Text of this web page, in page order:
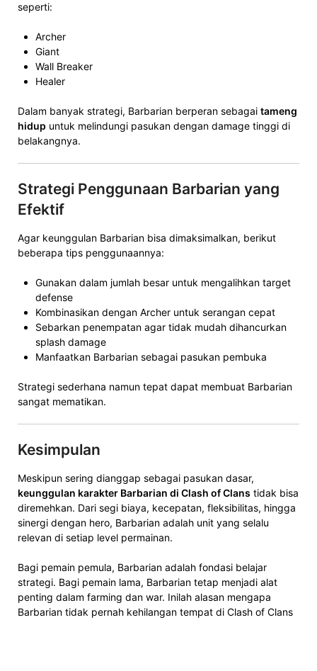
seperti:
Archer
Giant
Wall Breaker
Healer
Dalam banyak strategi, Barbarian berperan sebagai tameng
hidup untuk melindungi pasukan dengan damage tinggi di
belakangnya.
Strategi Penggunaan Barbarian yang
Efektif
Agar keunggulan Barbarian bisa dimaksimalkan, berikut
beberapa tips penggunaannya:
Gunakan dalam jumlah besar untuk mengalihkan target
defense
Kombinasikan dengan Archer untuk serangan cepat
Sebarkan penempatan agar tidak mudah dihancurkan
splash damage
Manfaatkan Barbarian sebagai pasukan pembuka
Strategi sederhana namun tepat dapat membuat Barbarian
sangat mematikan.
Kesimpulan
Meskipun sering dianggap sebagai pasukan dasar,
keunggulan karakter Barbarian di Clash of Clans tidak bisa
diremehkan. Dari segi biaya, kecepatan, fleksibilitas, hingga
sinergi dengan hero, Barbarian adalah unit yang selalu
relevan di setiap level permainan.
Bagi pemain pemula, Barbarian adalah fondasi belajar
strategi. Bagi pemain lama, Barbarian tetap menjadi alat
penting dalam farming dan war. Inilah alasan mengapa
Barbarian tidak pernah kehilangan tempat di Clash of Clans